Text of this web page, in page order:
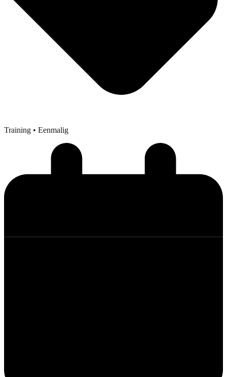
Training • Eenmalig